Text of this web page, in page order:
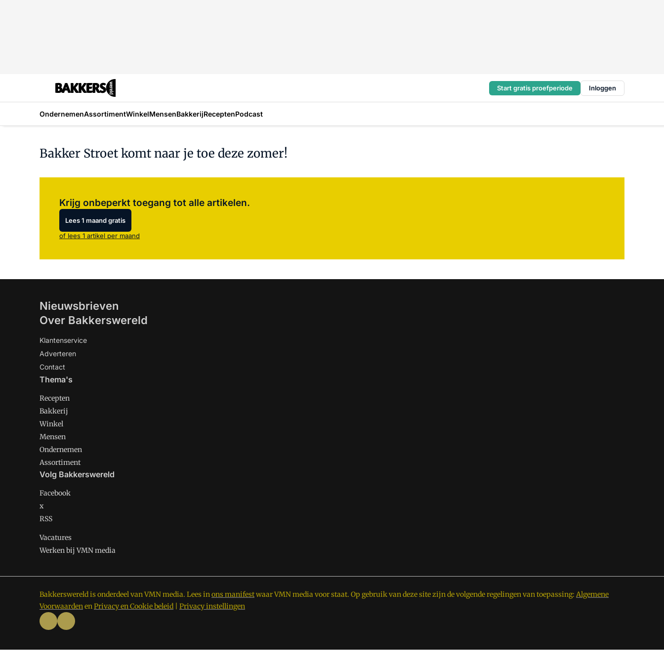
Start gratis proefperiode Inloggen
OndernemenAssortimentWinkelMensenBakkerijReceptenPodcast
Bakker Stroet komt naar je toe deze zomer!
Krijg onbeperkt toegang tot alle artikelen.
Lees 1 maand gratis
of lees 1 artikel per maand
Nieuwsbrieven
Over Bakkerswereld
Klantenservice
Adverteren
Contact
Thema's
Recepten
Bakkerij
Winkel
Mensen
Ondernemen
Assortiment
Volg Bakkerswereld
Facebook
x
RSS
Vacatures
Werken bij VMN media
Bakkerswereld is onderdeel van VMN media. Lees inons manifestwaar VMN media voor staat. Op gebruik van deze site zijn de volgende regelingen van toepassing: Algemene
VoorwaardenenPrivacy en Cookie beleid Privacy instellingen